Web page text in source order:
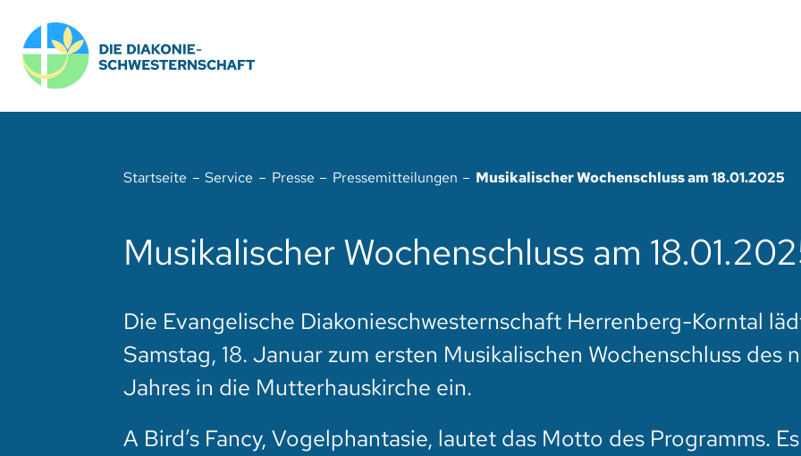
Inhalt
springen
Startseite Service Presse Pressemitteilungen Musikalischer Wochenschluss am 18.01.2025
Musikalischer Wochenschluss am
Die Evangelische Diakonieschwesternschaft Herrenberg-Korntal
Samstag, 18. Januar zum ersten Musikalischen Wochenschluss des
Jahres in die Mutterhauskirche ein.
A Bird’s Fancy, Vogelphantasie, lautet das Motto des Programms. Es